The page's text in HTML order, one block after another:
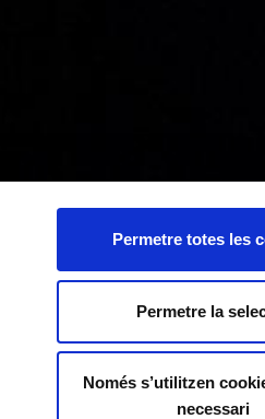
Permetre totes les
Permetre la
Només s’utilitzen
necessari